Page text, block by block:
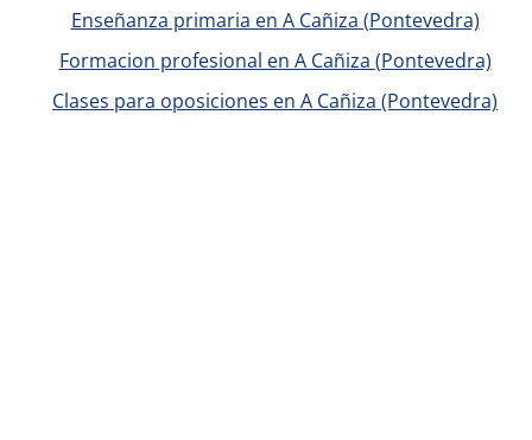
Enseñanza primaria en A Cañiza (Pontevedra)
Formacion profesional en A Cañiza (Pontevedra)
Clases para oposiciones en A Cañiza (Pontevedra)